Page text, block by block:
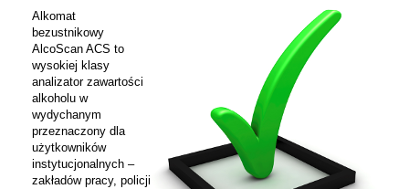
Alkomat
bezustnikowy
AlcoScan ACS to
wysokiej klasy
analizator zawartości
alkoholu w
wydychanym
przeznaczony dla
użytkowników
instytucjonalnych –
zakładów pracy, policji